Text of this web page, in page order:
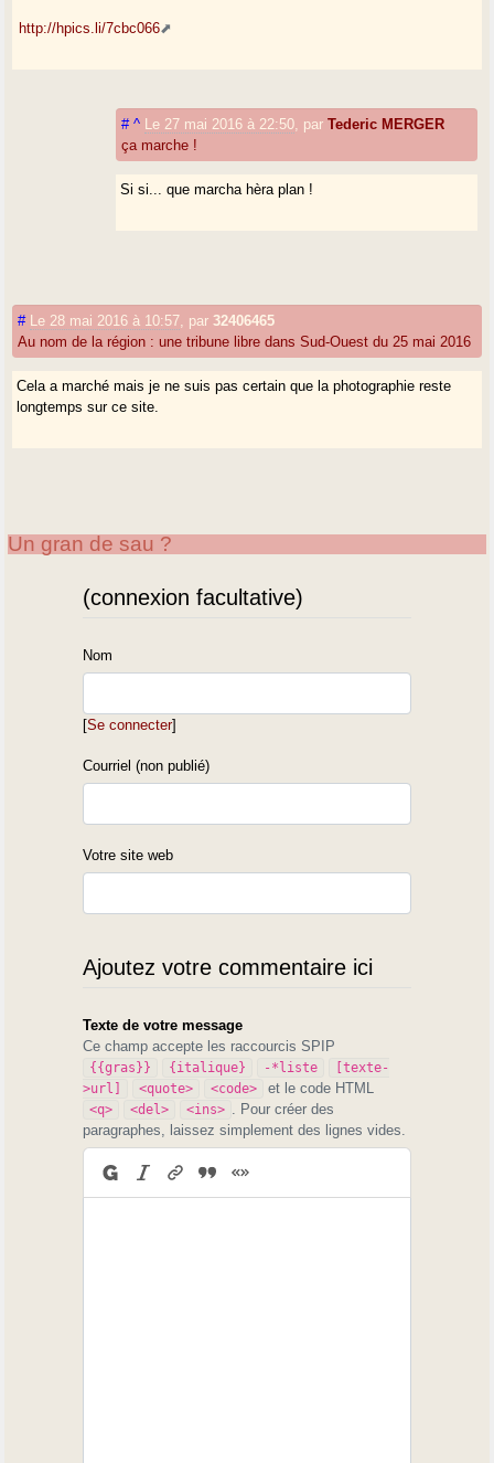
http://hpics.li/7cbc066
# ^ Le 27 mai 2016 à 22:50 parTederic MERGER
ça marche !
Si si... que marcha hèra plan !
# Le 28 mai 2016 à 10:57 par32406465
Au nom de la région : une tribune libre dans Sud-Ouest du 25 mai 2016
Cela a marché mais je ne suis pas certain que la photographie reste
longtemps sur ce site.
Un gran de sau ?
(connexion facultative)
Nom
[Se connecter]
Courriel (non publié)
Votre site web
Ajoutez votre commentaire ici
Texte de votre message
Ce champ accepte les raccourcis SPIP
{{gras}} {italique} -*liste
[texte-
>url]
<quote> <code> et le code HTML
<q> <del> <ins>
. Pour créer des
paragraphes, laissez simplement des lignes vides.